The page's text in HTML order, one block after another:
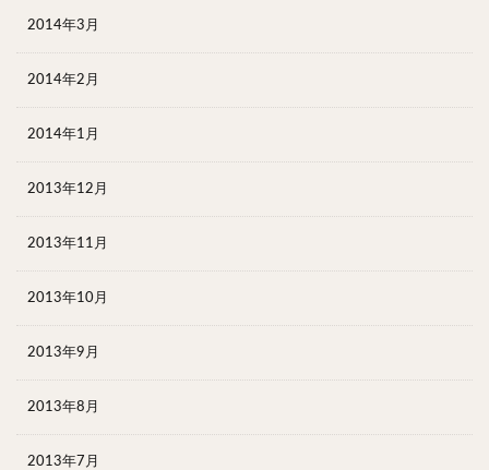
2014年3月
2014年2月
2014年1月
2013年12月
2013年11月
2013年10月
2013年9月
2013年8月
2013年7月